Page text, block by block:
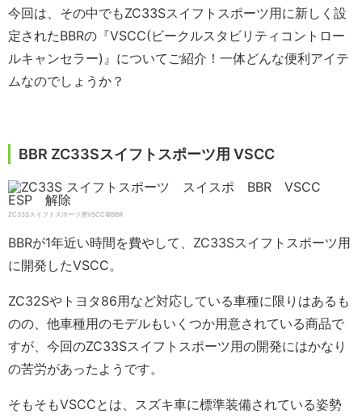
今回は、その中でもZC33Sスイフトスポーツ用に新しく設
定されたBBRの『VSCC(ビークルスタビリティコントロー
ルキャンセラー)』についてご紹介！一体どんな便利アイテ
ムなのでしょうか？
BBR ZC33Sスイフトスポーツ用 VSCC
ZC33Sスイフトスポーツ用VSCC©️BBR
BBRが1年近い時間を費やして、ZC33Sスイフトスポーツ用
に開発したVSCC。
ZC32Sやトヨタ86用など対応している車種に限りはあるも
のの、他車種用のモデルもいくつか用意されている商品で
すが、今回のZC33Sスイフトスポーツ用の開発にはかなり
の苦労があったようです。
そもそもVSCCとは、スズキ車に標準装備されている姿勢